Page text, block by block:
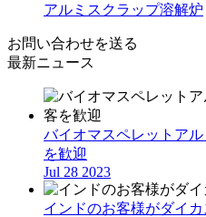
アルミスクラップ溶解炉
お問い合わせを送る
最新ニュース
バイオマスペレットア
を歓迎
Jul 28 2023
インドのお客様がダイ